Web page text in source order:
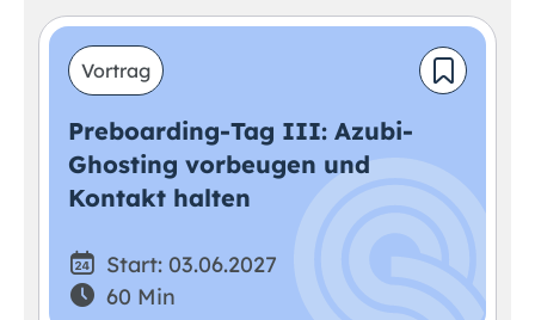
Vortrag
Preboarding-Tag III: Azubi-
Ghosting vorbeugen und
Kontakt halten
Start: 03.06.2027
60 Min